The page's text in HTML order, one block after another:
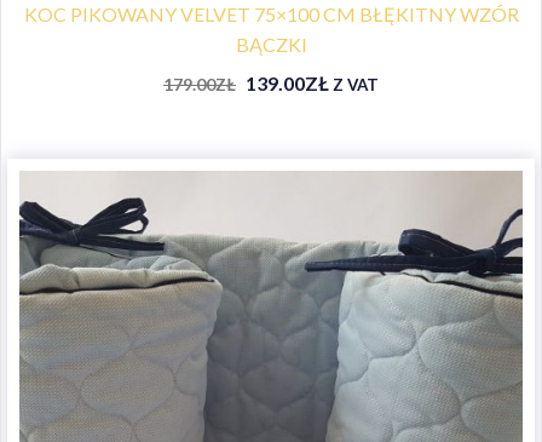
KOC PIKOWANY VELVET 75×100 CM BŁĘKITNY WZÓR
BĄCZKI
179.00ZŁ 139.00ZŁ Z VAT